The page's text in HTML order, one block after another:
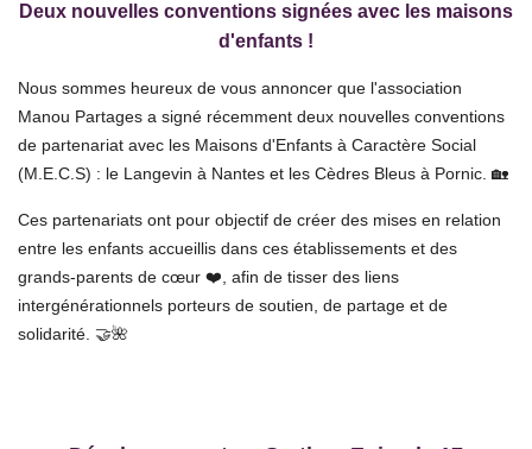
Deux nouvelles conventions signées avec les maisons
d'enfants !
Nous sommes heureux de vous annoncer que l'association
Manou Partages a signé récemment deux nouvelles conventions
de partenariat avec les Maisons d'Enfants à Caractère Social
(M.E.C.S) : le Langevin à Nantes et les Cèdres Bleus à Pornic. 🏡
Ces partenariats ont pour objectif de créer des mises en relation
entre les enfants accueillis dans ces établissements et des
grands-parents de cœur ❤️, afin de tisser des liens
intergénérationnels porteurs de soutien, de partage et de
solidarité. 🤝🌺